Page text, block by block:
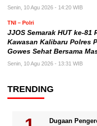
Senin, 10 Agu 2026 - 14:20 WIB
TNI – Polri
JJOS Semarak HUT ke-81
Kawasan Kalibaru Polres
Gowes Sehat Bersama
Senin, 10 Agu 2026 - 13:31 WIB
TRENDING
Dugaan